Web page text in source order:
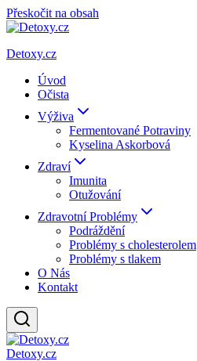
Přeskočit na obsah
Detoxy.cz
Úvod
Očista
Výživa
Fermentované Potraviny
Kyselina Askorbová
Zdraví
Imunita
Otužování
Zdravotní Problémy
Podráždění
Problémy s cholesterolem
Problémy s tlakem
O Nás
Kontakt
Detoxy.cz